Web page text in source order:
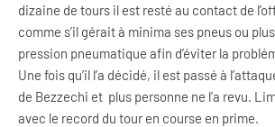
dizaine de tours il est resté au contact de
comme s’il gérait à minima ses pneus ou
pression pneumatique afin d’éviter la
Une fois qu’il l’a décidé, il est passé à
de Bezzechi et plus personne ne l’a revu.
avec le record du tour en course en prime.